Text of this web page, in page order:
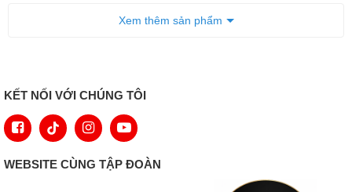
Xem thêm sản phẩm
KẾT NỐI VỚI CHÚNG TÔI
WEBSITE CÙNG TẬP ĐOÀN